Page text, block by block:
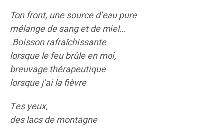
Ton front, une source d’eau pure
mélange de sang et de miel…
.Boisson rafraîchissante
lorsque le feu brûle en moi,
breuvage thérapeutique
lorsque j’ai la fièvre
Tes yeux,
des lacs de montagne